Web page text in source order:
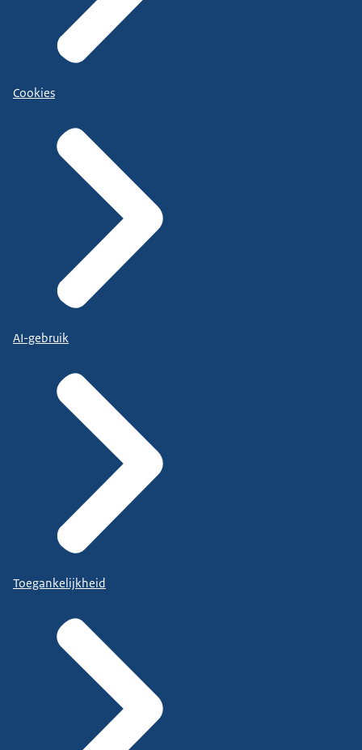
Cookies
AI-gebruik
Toegankelijkheid